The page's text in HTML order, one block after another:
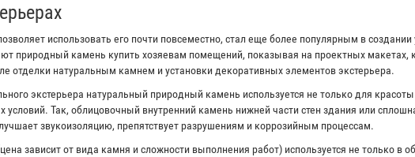
использовать его почти повсеместно, стал еще более популярным в
природный камень купить хозяевам помещений, показывая на проектных макетах,
отделки натуральным камнем и установки декоративных элементов экстерьера.
экстерьера натуральный природный камень используется не только для
Так, облицовочный внутренний камень нижней части стен здания или
звукоизоляцию, препятствует разрушениям и коррозийным процессам.
зависит от вида камня и сложности выполнения работ) используется не только в